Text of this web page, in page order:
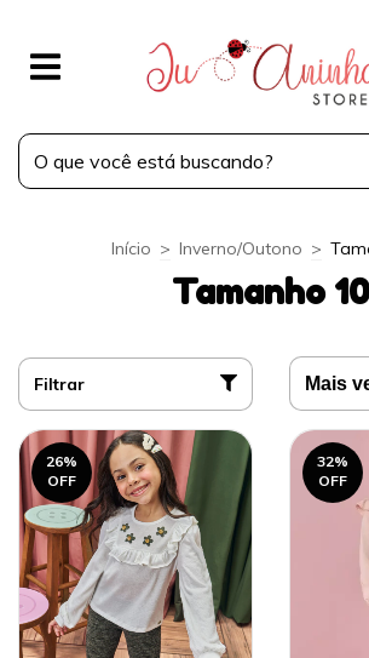
Início > Inverno/Outono >
Tamanho 10
Filtrar
26%
OFF
32%
OFF